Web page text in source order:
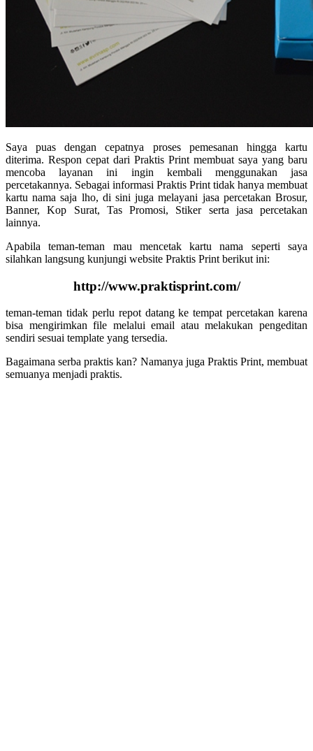
Saya puas dengan cepatnya proses pemesanan hingga kartu
diterima. Respon cepat dari Praktis Print membuat saya yang baru
mencoba layanan ini ingin kembali menggunakan jasa
percetakannya. Sebagai informasi Praktis Print tidak hanya membuat
kartu nama saja lho, di sini juga melayani jasa percetakan Brosur,
Banner, Kop Surat, Tas Promosi, Stiker serta jasa percetakan
lainnya.
Apabila teman-teman mau mencetak kartu nama seperti saya
silahkan langsung kunjungi website Praktis Print berikut ini:
http://www.praktisprint.com/
teman-teman tidak perlu repot datang ke tempat percetakan karena
bisa mengirimkan file melalui email atau melakukan pengeditan
sendiri sesuai template yang tersedia.
Bagaimana serba praktis kan? Namanya juga Praktis Print, membuat
semuanya menjadi praktis.